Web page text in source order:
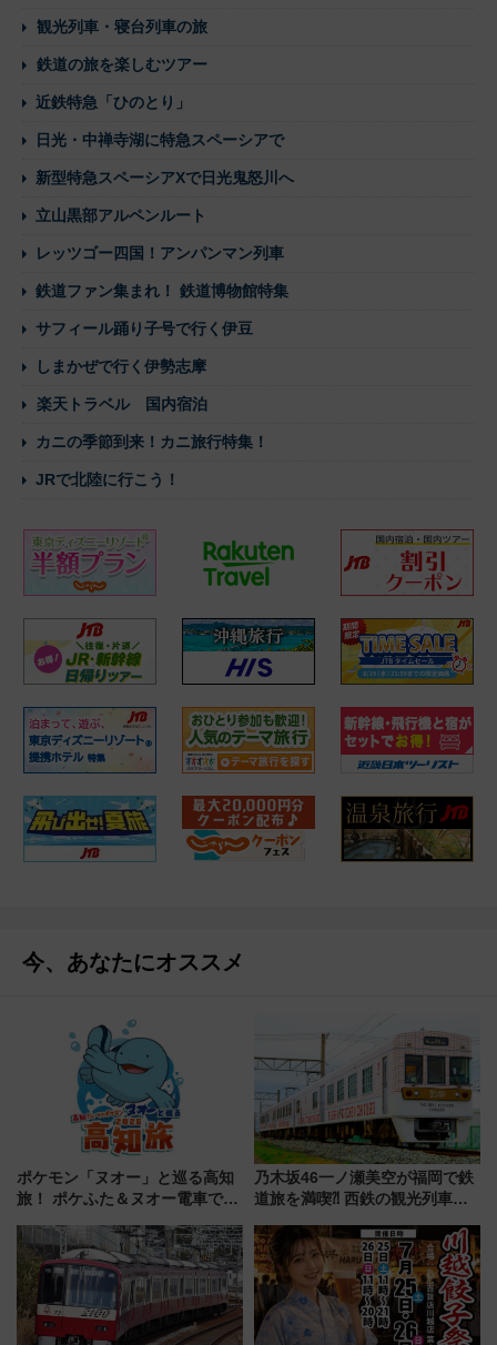
観光列車・寝台列車の旅
鉄道の旅を楽しむツアー
近鉄特急「ひのとり」
日光・中禅寺湖に特急スペーシアで
新型特急スペーシアXで日光鬼怒川へ
立山黒部アルペンルート
レッツゴー四国！アンパンマン列車
鉄道ファン集まれ！ 鉄道博物館特集
サフィール踊り子号で行く伊豆
しまかぜで行く伊勢志摩
楽天トラベル 国内宿泊
カニの季節到来！カニ旅行特集！
JRで北陸に行こう！
今、あなたにオススメ
ポケモン「ヌオー」と巡る高知
旅！ ポケふた＆ヌオー電車で楽
路の絶景と絶品グルメを満喫！
（7月18日スタート）
乃木坂46一ノ瀬美空が福岡で鉄
道旅を満喫⁈ 西鉄の観光列車
CHIKUGO」で巡る福岡･太宰
府･柳川の旅！YouTubeが公開
に